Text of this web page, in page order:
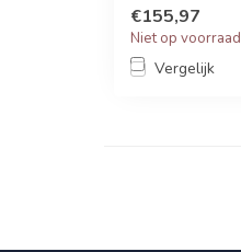
€155,97
Niet op voorraad
Vergelijk